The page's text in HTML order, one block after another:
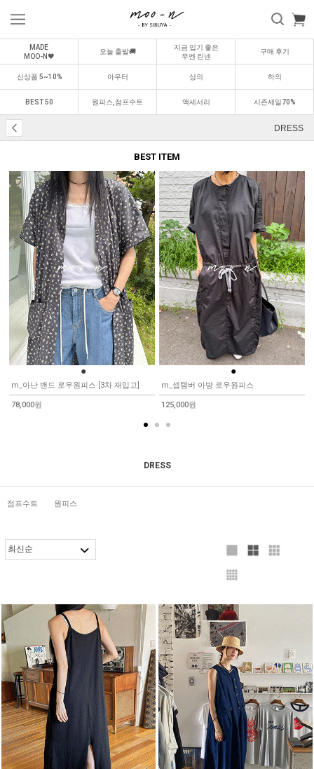
MADE
MOO-N🖤
오늘 출발🚚
지금 입기 좋은
무엔 린넨
구매 후기
신상품 5~10% 아우터 상의 하의
BEST 50 원피스,점프수트 액세서리 시즌세일70%
DRESS
BEST ITEM
BEST
0 1
●
m_아난 밴드 로우원피스 [3차 재입고]
78,000원
BEST
0
2
●
m_셉템버 아방 로우원피스
125,000원
DRESS
점프수트 원피스